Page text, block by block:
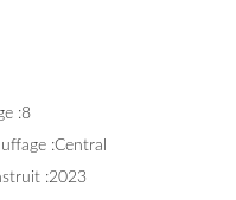
:8
:Central
:2023